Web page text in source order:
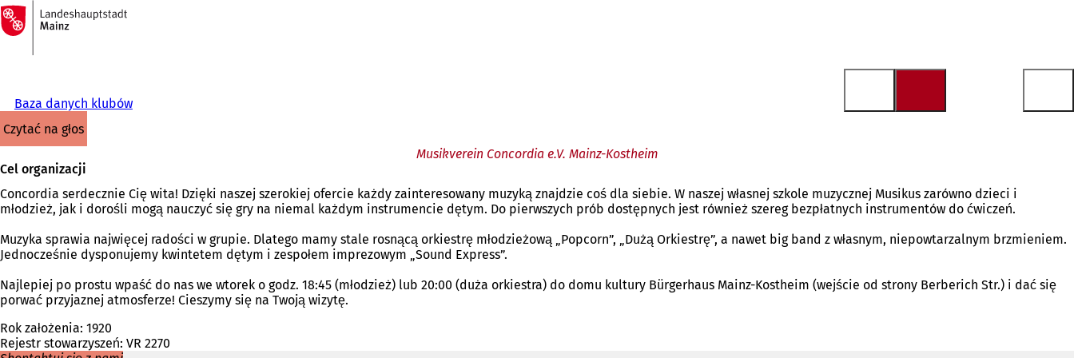
Przejdź do treści
Do
strony
głównej
Baza danych klubów
czytać na głos
Musikverein Concordia e.V. Mainz-Kostheim
Cel organizacji
Concordia serdecznie Cię wita! Dzięki naszej szerokiej ofercie każdy zainteresowany muzyką znajdzie coś dla siebie. W naszej własnej szkole muzycznej Musikus zarówno dzieci i
młodzież, jak i dorośli mogą nauczyć się gry na niemal każdym instrumencie dętym. Do pierwszych prób dostępnych jest również szereg bezpłatnych instrumentów do ćwiczeń.
Muzyka sprawia najwięcej radości w grupie. Dlatego mamy stale rosnącą orkiestrę młodzieżową „Popcorn”, „Dużą Orkiestrę”, a nawet big band z własnym, niepowtarzalnym brzmieniem.
Jednocześnie dysponujemy kwintetem dętym i zespołem imprezowym „Sound Express”.
Najlepiej po prostu wpaść do nas we wtorek o godz. 18:45 (młodzież) lub 20:00 (duża orkiestra) do domu kultury Bürgerhaus Mainz-Kostheim (wejście od strony Berberich Str.) i dać się
porwać przyjaznej atmosferze! Cieszymy się na Twoją wizytę.
Rok założenia: 1920
Rejestr stowarzyszeń: VR 2270